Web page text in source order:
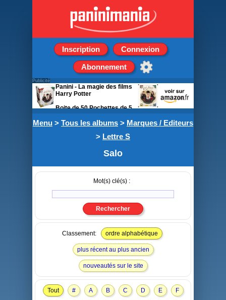
Inscription Connexion
Abonnement
Menu > Tous les albums > Marques / Editeurs
> Lettre S
Salo
Mot(s) clé(s) :
Classement: ordre alphabétique
plus récent au plus ancien
nouveautés sur le site
Tout # A B C D E F
Publicité
Panini - La magie des films
Harry Potter
Boite de 50 Pochettes de 5
stickers + 1 carte